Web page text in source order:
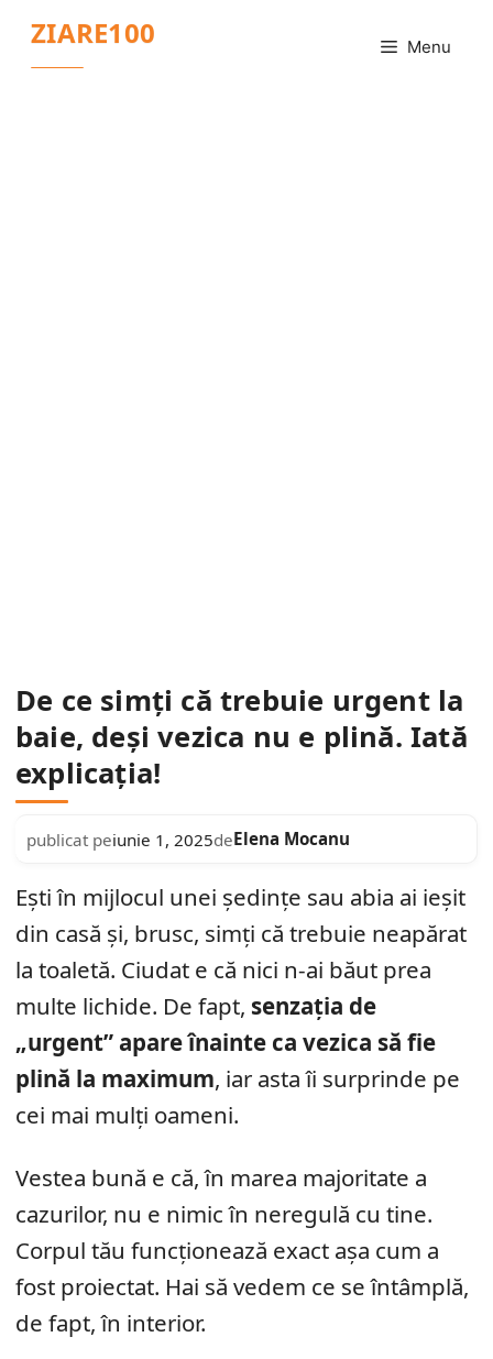
conținut
ZIARE100 Menu
De ce simți că trebuie urgent la
baie, deși vezica nu e plină. Iată
explicația!
publicat peiunie 1, 2025deElena Mocanu
Ești în mijlocul unei ședințe sau abia ai ieșit
din casă și, brusc, simți că trebuie neapărat
la toaletă. Ciudat e că nici n-ai băut prea
multe lichide. De fapt, senzația de
„urgent” apare înainte ca vezica să fie
plină la maximum, iar asta îi surprinde pe
cei mai mulți oameni.
Vestea bună e că, în marea majoritate a
cazurilor, nu e nimic în neregulă cu tine.
Corpul tău funcționează exact așa cum a
fost proiectat. Hai să vedem ce se întâmplă,
de fapt, în interior.